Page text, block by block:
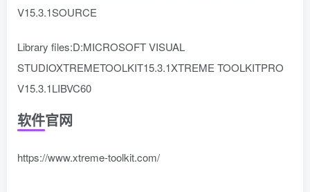
V15.3.1SOURCE
Library files:D:MICROSOFT VISUAL
STUDIOXTREMETOOLKIT15.3.1XTREME TOOLKITPRO
V15.3.1LIBVC60
软件官网
https://www.xtreme-toolkit.com/